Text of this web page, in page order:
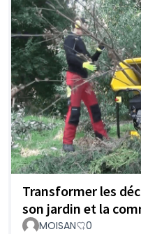
Transformer les
son jardin et la
MOISAN 0